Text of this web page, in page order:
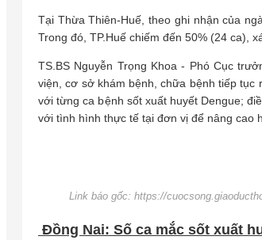
Tại Thừa Thiên-Huế, theo ghi nhận của
Trong đó, TP.Huế chiếm đến 50% (24 ca),
TS.BS Nguyễn Trọng Khoa - Phó Cục
viện, cơ sở khám bệnh, chữa bệnh tiếp tục
với từng ca bệnh sốt xuất huyết Dengue;
với tình hình thực tế tại đơn vị để nâng cao
Link báo gốc: https://
Đồng Nai: Số ca mắc sốt xuất